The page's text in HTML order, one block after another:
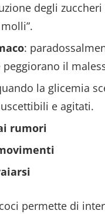
degli
:
il
la glicemia
e agitati.
rumori
permette di